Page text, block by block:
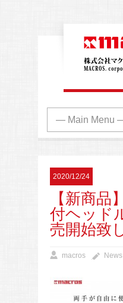
2020/12/24
【新商品
付ヘッド
売開始致
macros News